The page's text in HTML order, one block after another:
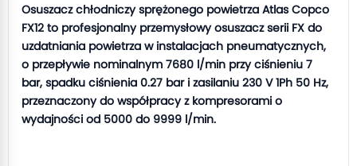
Osuszacz chłodniczy sprężonego powietrza Atlas Copco
FX12 to profesjonalny przemysłowy osuszacz serii FX do
uzdatniania powietrza w instalacjach pneumatycznych,
o przepływie nominalnym 7680 l/min przy ciśnieniu 7
bar, spadku ciśnienia 0.27 bar i zasilaniu 230 V 1Ph 50 Hz,
przeznaczony do współpracy z kompresorami o
wydajności od 5000 do 9999 l/min.